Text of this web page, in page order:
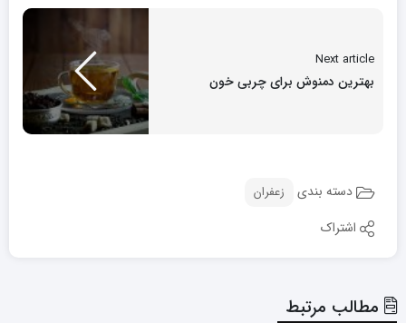
Next article
بهترین دمنوش برای چربی خون
دسته بندی زعفران
اشتراک
مطالب مرتبط